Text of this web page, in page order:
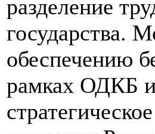
разделение
государства.
обеспечению
рамках ОДКБ и